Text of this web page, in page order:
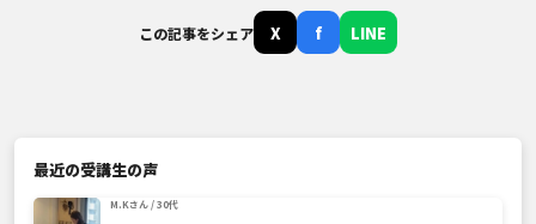
この記事をシェア X f LINE
最近の受講生の声
M.Kさん / 30代